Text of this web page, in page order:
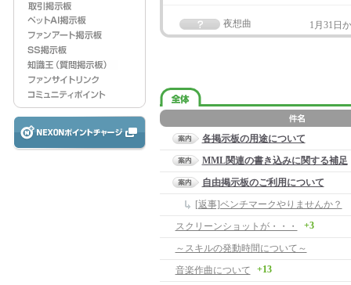
夜想曲 1月31日
各掲示板の用途について
MML関連の書き込みに関する補足
自由掲示板のご利用について
[返事]ベンチマークやりませんか？
スクリーンショットが・・・
+3
～スキルの発動時間について～
音楽作曲について
+13